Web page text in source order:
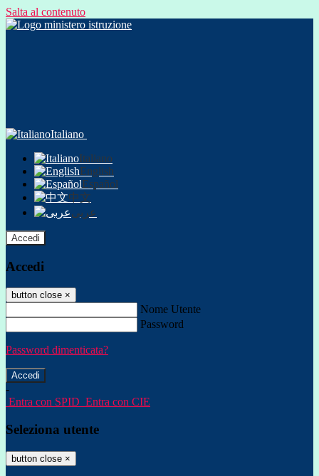
Salta al contenuto
Italiano
Italiano
English
Español
中文
عربى
Accedi
Accedi
button close ×
Nome Utente
Password
Password dimenticata?
-
Entra con SPID Entra con CIE
Seleziona utente
button close ×